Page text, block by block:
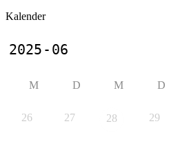
Kalender
M D M D
26 27 28 29